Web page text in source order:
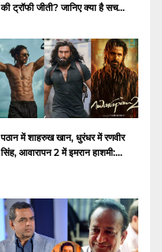
की ट्रॉफी जीती? जानिए क्या है सच...
पठान में शाहरुख खान, धुरंधर में रणवीर
सिंह, आवारापन 2 में इमरान हाशमी:...